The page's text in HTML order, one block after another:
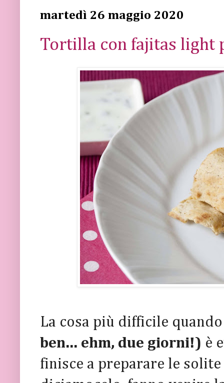
martedì 26 maggio 2020
Tortilla con fajitas light
La cosa più difficile
ben... ehm, due giorni!) è
finisce a preparare le